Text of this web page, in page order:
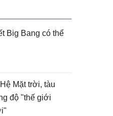
Big Bang có thể
Mặt trời, tàu
độ "thế giới